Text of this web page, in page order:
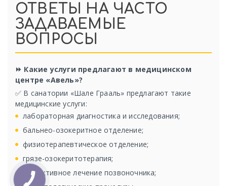
ОТВЕТЫ НА ЧАСТО
ЗАДАВАЕМЫЕ
ВОПРОСЫ
⏩ Какие услуги предлагают в медицинском
центре «Авель»?
✅ В санатории «Шале Грааль» предлагают такие
медицинские услуги:
лабораторная диагностика и исследования;
бальнео-озокеритное отделение;
физиотерапевтическое отделение;
грязе-озокеритотерапия;
эффективное лечение позвоночника;